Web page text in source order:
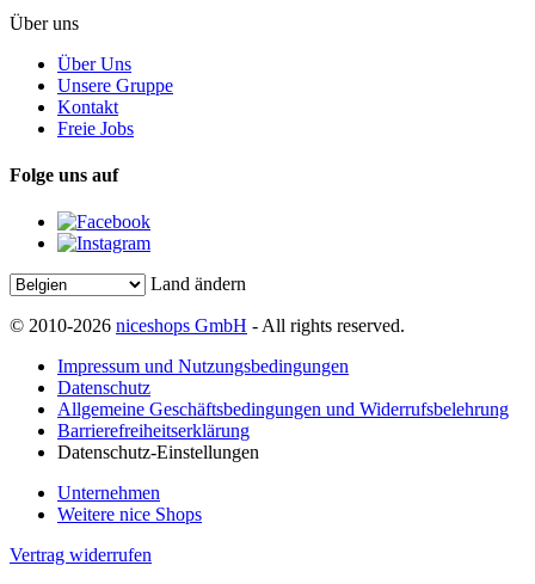
Über uns
Über Uns
Unsere Gruppe
Kontakt
Freie Jobs
Folge uns auf
Land ändern
© 2010-2026 niceshops GmbH - All rights reserved.
Impressum und Nutzungsbedingungen
Datenschutz
Allgemeine Geschäftsbedingungen und Widerrufsbelehrung
Barrierefreiheitserklärung
Datenschutz-Einstellungen
Unternehmen
Weitere nice Shops
Vertrag widerrufen